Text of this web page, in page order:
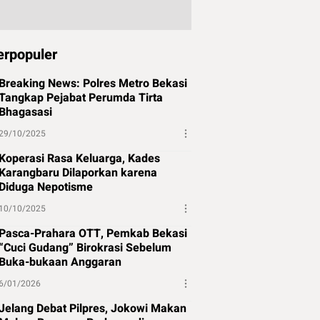
Breaking News: Polres Metro Bekasi
Pejabat Perumda Tirta
Bhagasasi
10/2025
Koperasi Rasa Keluarga, Kades
Karangbaru Dilaporkan karena
Diduga Nepotisme
10/10/2025
Pasca-Prahara OTT, Pemkab Bekasi
Gudang” Birokrasi Sebelum
Buka-bukaan Anggaran
01/2026
Debat Pilpres, Jokowi Makan